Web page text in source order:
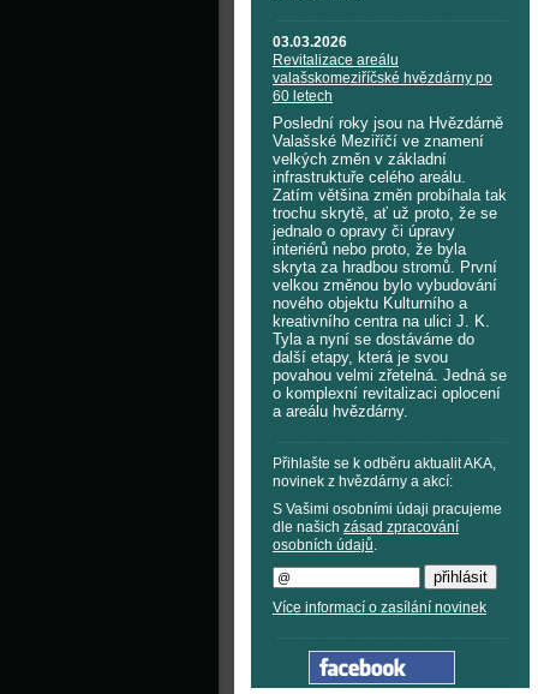
03.03.2026
Revitalizace areálu
valašskomeziříčské hvězdárny po
60 letech
Poslední roky jsou na Hvězdárně
Valašské Meziříčí ve znamení
velkých změn v základní
infrastruktuře celého areálu.
Zatím většina změn probíhala tak
trochu skrytě, ať už proto, že se
jednalo o opravy či úpravy
interiérů nebo proto, že byla
skryta za hradbou stromů. První
velkou změnou bylo vybudování
nového objektu Kulturního a
kreativního centra na ulici J. K.
Tyla a nyní se dostáváme do
další etapy, která je svou
povahou velmi zřetelná. Jedná se
o komplexní revitalizaci oplocení
a areálu hvězdárny.
Přihlašte se k odběru aktualit AKA,
novinek z hvězdárny a akcí:
S Vašimi osobními údaji pracujeme
dle našich zásad zpracování
osobních údajů.
Více informací o zasílání novinek